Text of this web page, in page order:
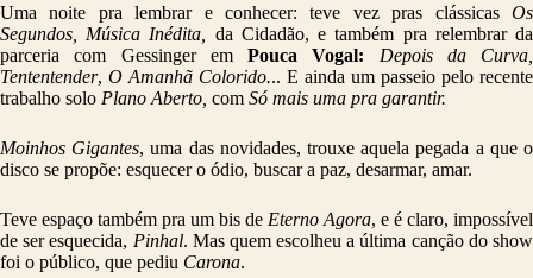
Uma noite pra lembrar e conhecer: teve vez pras clássicas Os
Segundos, Música Inédita,
da Cidadão, e também pra relembrar da
parceria com Gessinger emPouca Vogal:
Depois da Curva,
Tententender, O Amanhã Colorido... E ainda um passeio pelo recente
trabalho solo Plano Aberto, com Só mais uma pra garantir.
Moinhos Gigantes, uma das novidades, trouxe aquela pegada a que o
disco se propõe: esquecer o ódio, buscar a paz, desarmar, amar.
Teve espaço também pra um bis de Eterno Agora, e é claro, impossível
de ser esquecida, Pinhal. Mas quem escolheu a última canção do show
foi o público, que pediu Carona.